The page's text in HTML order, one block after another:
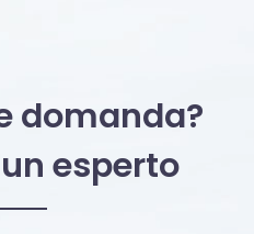
domanda?
esperto